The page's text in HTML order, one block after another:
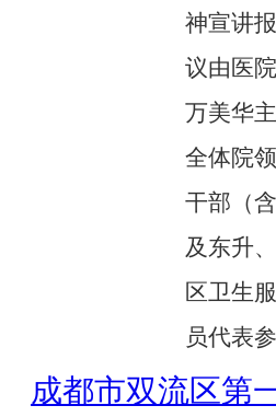
神宣讲
议由医
万美华
全体院
干部（
及东升
区卫生
员代表参
成都市双流区第